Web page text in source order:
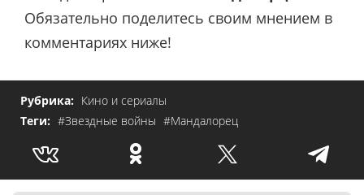
Обязательно поделитесь своим мнением в
комментариях ниже!
Рубрика: Кино и сериалы
Теги: #Звездные войны #Мандалорец